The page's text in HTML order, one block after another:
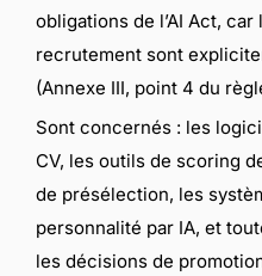
obligations de l’AI Act,
recrutement sont
(Annexe III, point 4 du
Sont concernés : les
CV, les outils de scoring
de présélection, les
personnalité par IA, et
les décisions de